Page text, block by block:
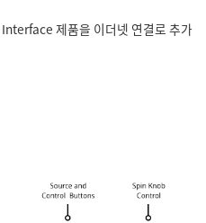
제품을 이더넷 연결로 추가